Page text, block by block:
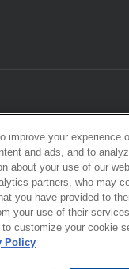
ついて
報保護方針
improve your experience
and ads, and to
about your use of our
partners, who may
you have provided to
your use of their
customize your cookie
Policy